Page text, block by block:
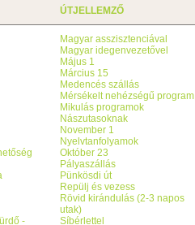
-
ÚTJELLEMZŐ
Magyar asszisztenciával
Magyar idegenvezetővel
Május 1
Március 15
Medencés szállás
Mérsékelt nehézségű program
Mikulás programok
Nászutasoknak
November 1
Nyelvtanfolyamok
Október 23
Pályaszállás
Pünkösdi út
Repülj és vezess
Rövid kirándulás (2-3 napos
utak)
Síbérlettel